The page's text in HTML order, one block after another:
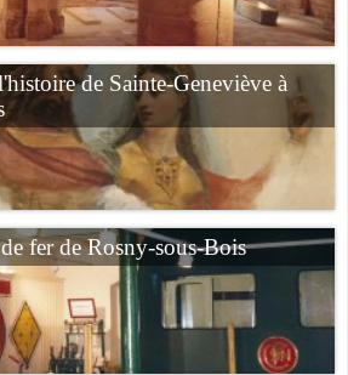
de Sainte-Geneviève à
fer de Rosny-sous-Bois